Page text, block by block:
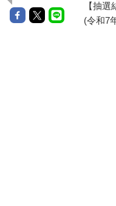
【抽
(令和7